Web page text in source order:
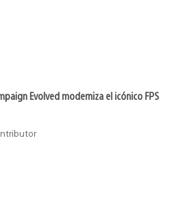
Evolved moderniza el icónico FPS